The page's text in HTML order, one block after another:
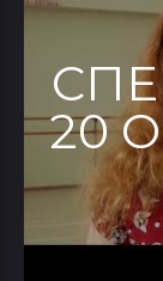
20